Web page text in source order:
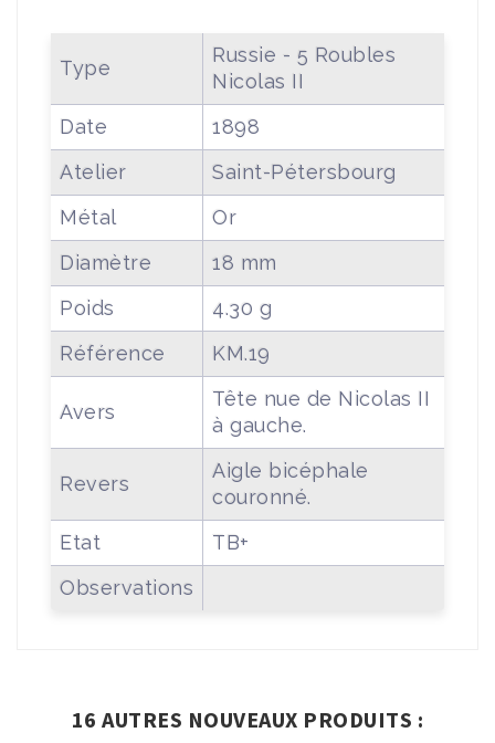
Type
Russie - 5 Roubles
Nicolas II
Date
1898
Atelier
Saint-Pétersbourg
Métal
Or
Diamètre
18 mm
Poids
4.30 g
Référence
KM.19
Avers
Tête nue de Nicolas II
à gauche.
Revers
Aigle bicéphale
couronné.
Etat
TB+
Observations
16 AUTRES NOUVEAUX PRODUITS :